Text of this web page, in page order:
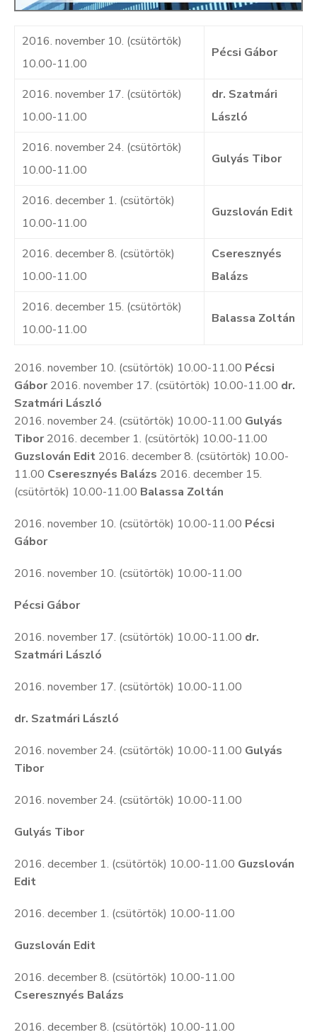
2016. november 10. (csütörtök)
10.00-11.00
Pécsi Gábor
2016. november 17. (csütörtök)
10.00-11.00
dr. Szatmári
László
2016. november 24. (csütörtök)
10.00-11.00
Gulyás Tibor
2016. december 1. (csütörtök)
10.00-11.00
Guzslován Edit
2016. december 8. (csütörtök)
10.00-11.00
Cseresznyés
Balázs
2016. december 15. (csütörtök)
10.00-11.00
Balassa Zoltán
2016. november 10. (csütörtök) 10.00-11.00 Pécsi
Gábor2016. november 17. (csütörtök) 10.00-11.00 dr.
Szatmári László
2016. november 24. (csütörtök) 10.00-11.00 Gulyás
Tibor2016. december 1. (csütörtök) 10.00-11.00
Guzslován Edit 2016. december 8. (csütörtök) 10.00-
11.00 Cseresznyés Balázs 2016. december 15.
(csütörtök) 10.00-11.00 Balassa Zoltán
2016. november 10. (csütörtök) 10.00-11.00 Pécsi
Gábor
2016. november 10. (csütörtök) 10.00-11.00
Pécsi Gábor
2016. november 17. (csütörtök) 10.00-11.00 dr.
Szatmári László
2016. november 17. (csütörtök) 10.00-11.00
dr. Szatmári László
2016. november 24. (csütörtök) 10.00-11.00 Gulyás
Tibor
2016. november 24. (csütörtök) 10.00-11.00
Gulyás Tibor
2016. december 1. (csütörtök) 10.00-11.00 Guzslován
Edit
2016. december 1. (csütörtök) 10.00-11.00
Guzslován Edit
2016. december 8. (csütörtök) 10.00-11.00
Cseresznyés Balázs
2016. december 8. (csütörtök) 10.00-11.00